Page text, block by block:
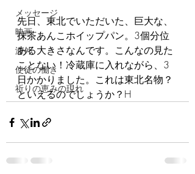
メッセージ
映画
海外
使徒の働き
祈りの恵みの現れ
先日、東北でいただいた、巨大な、
抹茶あんこホイップパン。3個分位
ある大きさなんです。こんなの見た
ことない！冷蔵庫に入れながら、3
日かかりました。これは東北名物？
といえるのでしょうか？H